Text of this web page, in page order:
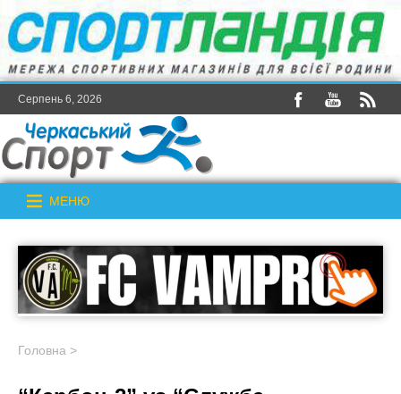
Серпень 6, 2026
МЕНЮ
Головна >